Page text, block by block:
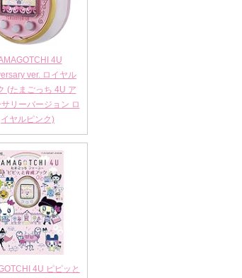
4U
ver. ロイヤル
(たまごっち 4U ア
リーバージョン ロ
イヤルピンク)
4U ピピッと